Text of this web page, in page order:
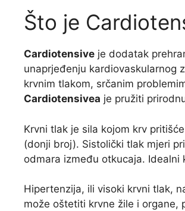
Što je
Cardiotensive je dodatak
unaprjeđenju kardiovaskularnog
krvnim tlakom, srčanim
Cardiotensivea je pružiti
Krvni tlak je sila kojom krv
(donji broj). Sistolički tlak mjeri
odmara između otkucaja.
Hipertenzija, ili visoki krvni tlak,
može oštetiti krvne žile i organe,